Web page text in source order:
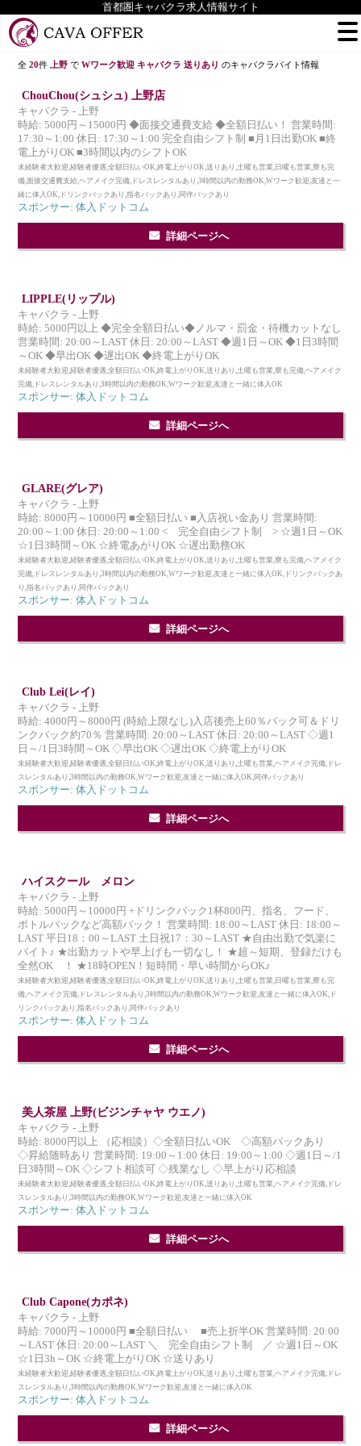
首都圏キャバクラ求人情報サイト
全20件 上野で Wワーク歓迎 キャバクラ 送りありのキャバクラバイト情報
ChouChou(シュシュ) 上野店
キャバクラ - 上野
時給: 5000円～15000円 ◆面接交通費支給 ◆全額日払い！ 営業時間:
17:30～1:00 休日: 17:30～1:00 完全自由シフト制 ■月1日出勤OK ■終
電上がりOK ■3時間以内のシフトOK
未経験者大歓迎,経験者優遇,全額日払いOK,終電上がりOK,送りあり,土曜も営業,日曜も営業,寮も完
備,面接交通費支給,ヘアメイク完備,ドレスレンタルあり,3時間以内の勤務OK,Wワーク歓迎,友達と一
緒に体入OK,ドリンクバックあり,指名バックあり,同伴バックあり
スポンサー: 体入ドットコム
詳細ページへ
LIPPLE(リップル)
キャバクラ - 上野
時給: 5000円以上 ◆完全全額日払い◆ノルマ・罰金・待機カットなし
営業時間: 20:00～LAST 休日: 20:00～LAST ◆週1日～OK ◆1日3時間
～OK ◆早出OK ◆遅出OK ◆終電上がりOK
未経験者大歓迎,経験者優遇,全額日払いOK,終電上がりOK,送りあり,土曜も営業,寮も完備,ヘアメイク
完備,ドレスレンタルあり,3時間以内の勤務OK,Wワーク歓迎,友達と一緒に体入OK
スポンサー: 体入ドットコム
詳細ページへ
GLARE(グレア)
キャバクラ - 上野
時給: 8000円～10000円 ■全額日払い ■入店祝い金あり 営業時間:
20:00～1:00 休日: 20:00～1:00 < 完全自由シフト制 > ☆週1日～OK
☆1日3時間～OK ☆終電あがりOK ☆遅出勤務OK
未経験者大歓迎,経験者優遇,全額日払いOK,終電上がりOK,送りあり,土曜も営業,寮も完備,ヘアメイク
完備,ドレスレンタルあり,3時間以内の勤務OK,Wワーク歓迎,友達と一緒に体入OK,ドリンクバックあ
り,指名バックあり,同伴バックあり
スポンサー: 体入ドットコム
詳細ページへ
Club Lei(レイ)
キャバクラ - 上野
時給: 4000円～8000円 (時給上限なし)入店後売上60％バック可＆ドリ
ンクバック約70％ 営業時間: 20:00～LAST 休日: 20:00～LAST ◇週1
日～/1日3時間～OK ◇早出OK ◇遅出OK ◇終電上がりOK
未経験者大歓迎,経験者優遇,全額日払いOK,終電上がりOK,送りあり,土曜も営業,ヘアメイク完備,ドレ
スレンタルあり,3時間以内の勤務OK,Wワーク歓迎,友達と一緒に体入OK,同伴バックあり
スポンサー: 体入ドットコム
詳細ページへ
ハイスクール メロン
キャバクラ - 上野
時給: 5000円～10000円 +ドリンクバック1杯800円、指名、フード、
ボトルバックなど高額バック！ 営業時間: 18:00～LAST 休日: 18:00～
LAST 平日18：00～LAST 土日祝17：30～LAST ★自由出勤で気楽に
バイト♪ ★出勤カットや早上げも一切なし！ ★超～短期、登録だけも
全然OK ！ ★18時OPEN！短時間・早い時間からOK♪
未経験者大歓迎,経験者優遇,全額日払いOK,終電上がりOK,送りあり,土曜も営業,日曜も営業,寮も完
備,ヘアメイク完備,ドレスレンタルあり,3時間以内の勤務OK,Wワーク歓迎,友達と一緒に体入OK,ド
リンクバックあり,指名バックあり,同伴バックあり
スポンサー: 体入ドットコム
詳細ページへ
美人茶屋 上野(ビジンチャヤ ウエノ)
キャバクラ - 上野
時給: 8000円以上 （応相談）◇全額日払いOK ◇高額バックあり
◇昇給随時あり 営業時間: 19:00～1:00 休日: 19:00～1:00 ◇週1日～/1
日3時間～OK ◇シフト相談可 ◇残業なし ◇早上がり応相談
未経験者大歓迎,経験者優遇,全額日払いOK,終電上がりOK,送りあり,土曜も営業,ヘアメイク完備,ドレ
スレンタルあり,3時間以内の勤務OK,Wワーク歓迎,友達と一緒に体入OK
スポンサー: 体入ドットコム
詳細ページへ
Club Capone(カポネ)
キャバクラ - 上野
時給: 7000円～10000円 ■全額日払い ■売上折半OK 営業時間: 20:00
～LAST 休日: 20:00～LAST ＼ 完全自由シフト制 ／ ☆週1日～OK
☆1日3h～OK ☆終電上がりOK ☆送りあり
未経験者大歓迎,経験者優遇,全額日払いOK,終電上がりOK,送りあり,土曜も営業,ヘアメイク完備,ドレ
スレンタルあり,3時間以内の勤務OK,Wワーク歓迎,友達と一緒に体入OK
スポンサー: 体入ドットコム
詳細ページへ